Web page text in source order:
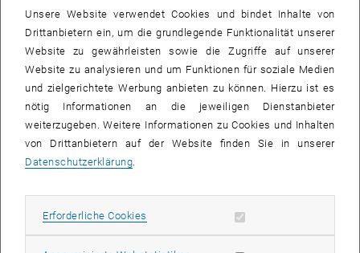
Subseiten von
Sabine Dworak erhielt für ihre Dissertation "
Material flow analyses
of steel and mercury - differences and implications of data
availability
" den Dissertationspreis. In der Arbeit behandelt
Dworak Stoffflussanalysen, die eine bekannte und weit verbreitete
Methode sind, um Flüsse, Quellen und Senken von Ressourcen oder
Schadstoffen in einem bestimmten System zu untersuchen und zu
verstehen. In ihrer Arbeit wurden die Flüsse von zwei Materialien mit
Hilfe der Stoffflussanalyse eingehend untersucht: Stahl und
Quecksilber.
Jakob Gruber wurde für seine Dissertation "
Unsere Website verwendet Cookies und bindet Inhalte von
Drittanbietern ein, um die grundlegende Funktionalität unserer
Website zu gewährleisten sowie die Zugriffe auf unserer
Website zu analysieren und um Funktionen für soziale Medien
und zielgerichtete Werbung anbieten zu können. Hierzu ist es
nötig Informationen an die jeweiligen Dienstanbieter
weiterzugeben. Weitere Informationen zu Cookies und Inhalten
von Drittanbietern auf der Website finden Sie in unserer
Datenschutzerklärung.
Erforderliche Cookies Erforderliche Cookies zulassen